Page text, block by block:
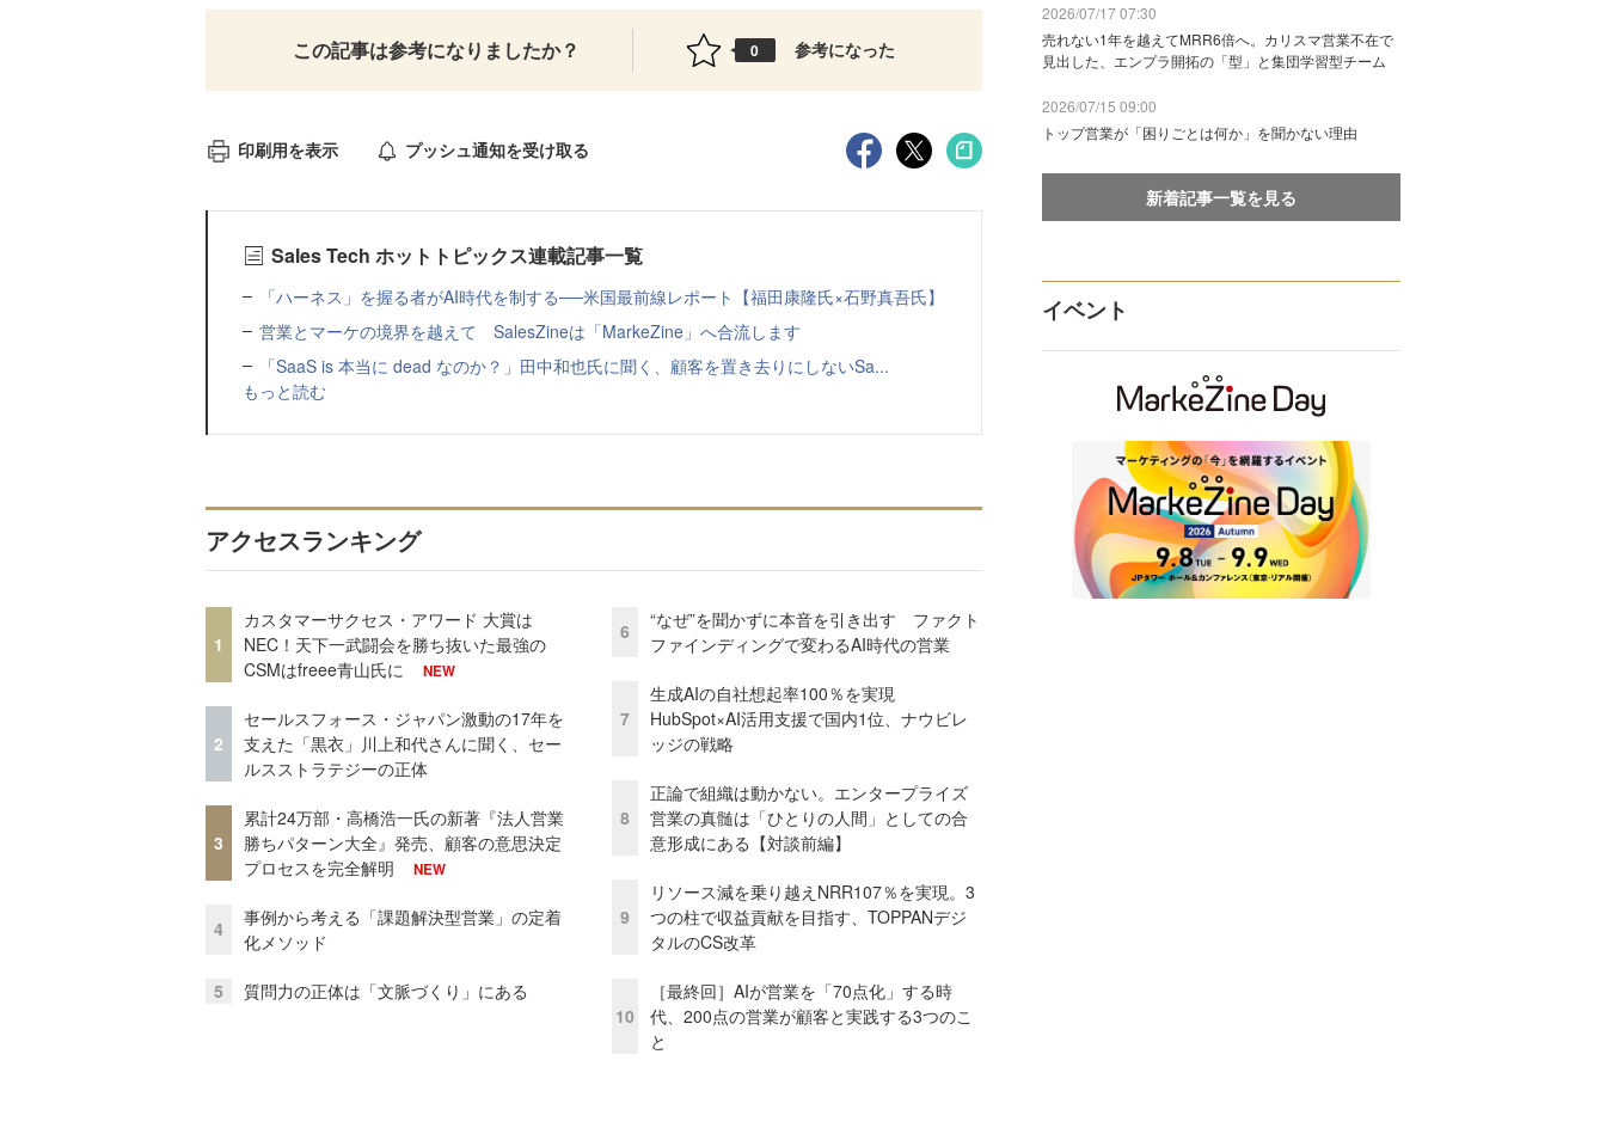
この記事は参考になりましたか？ 0 参考になった
印刷用を表示 プッシュ通知を受け取る
Sales Tech ホットトピックス連載記事一覧
「ハーネス」を握る者がAI時代を制する──米国最前線レポート【福田康隆氏×石野真吾氏】
営業とマーケの境界を越えて SalesZineは「MarkeZine」へ合流します
「SaaS is 本当に dead なのか？」田中和也氏に聞く、顧客を置き去りにしないSa...
もっと読む
アクセスランキング
1
カスタマーサクセス・アワード 大賞は
NEC！天下一武闘会を勝ち抜いた最強の
CSMはfreee青山氏に
NEW
2
セールスフォース・ジャパン激動の17年を
支えた「黒衣」川上和代さんに聞く、セー
ルスストラテジーの正体
3
累計24万部・高橋浩一氏の新著『法人営業
勝ちパターン大全』発売、顧客の意思決定
プロセスを完全解明
NEW
4
事例から考える「課題解決型営業」の定着
化メソッド
5 質問力の正体は「文脈づくり」にある
6
“なぜ”を聞かずに本音を引き出す ファクト
ファインディングで変わるAI時代の営業
7
生成AIの自社想起率100％を実現
HubSpot×AI活用支援で国内1位、ナウビレ
ッジの戦略
8
正論で組織は動かない。エンタープライズ
営業の真髄は「ひとりの人間」としての合
意形成にある【対談前編】
9
リソース減を乗り越えNRR107％を実現。3
つの柱で収益貢献を目指す、TOPPANデジ
タルのCS改革
10
［最終回］AIが営業を「70点化」する時
代、200点の営業が顧客と実践する3つのこ
と
2026/07/17 07:30
売れない1年を越えてMRR6倍へ。カリスマ営業不在で
見出した、エンプラ開拓の「型」と集団学習型チーム
2026/07/15 09:00
トップ営業が「困りごとは何か」を聞かない理由
新着記事一覧を見る
イベント